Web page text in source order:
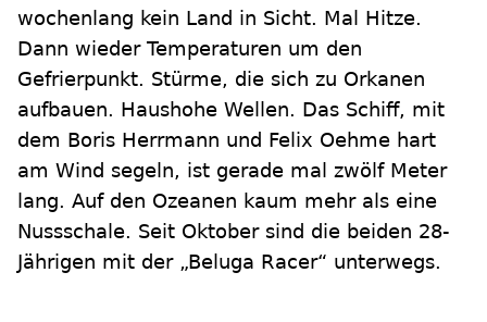
wochenlang kein Land in Sicht. Mal Hitze.
Dann wieder Temperaturen um den
Gefrierpunkt. Stürme, die sich zu Orkanen
aufbauen. Haushohe Wellen. Das Schiff, mit
dem Boris Herrmann und Felix Oehme hart
am Wind segeln, ist gerade mal zwölf Meter
lang. Auf den Ozeanen kaum mehr als eine
Nussschale. Seit Oktober sind die beiden 28-
Jährigen mit der „Beluga Racer“ unterwegs.